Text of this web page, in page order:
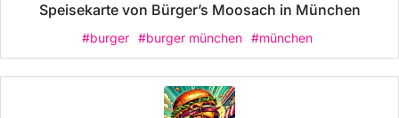
Speisekarte von Bürger’s Moosach in München
#burger #burger münchen #münchen